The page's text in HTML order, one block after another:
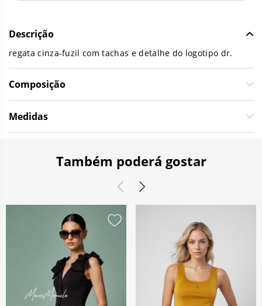
Descrição
regata cinza-fuzil com tachas e detalhe do logotipo dr.
Composição
Medidas
Também poderá gostar